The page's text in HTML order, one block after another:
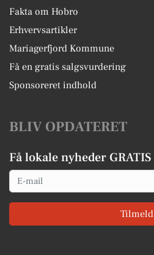
Fakta om Hobro
Erhvervsartikler
Mariagerfjord Kommune
Få en gratis salgsvurdering
Sponsoreret indhold
BLIV OPDATERET
Få lokale nyheder GRATIS
Email
Tilmeld